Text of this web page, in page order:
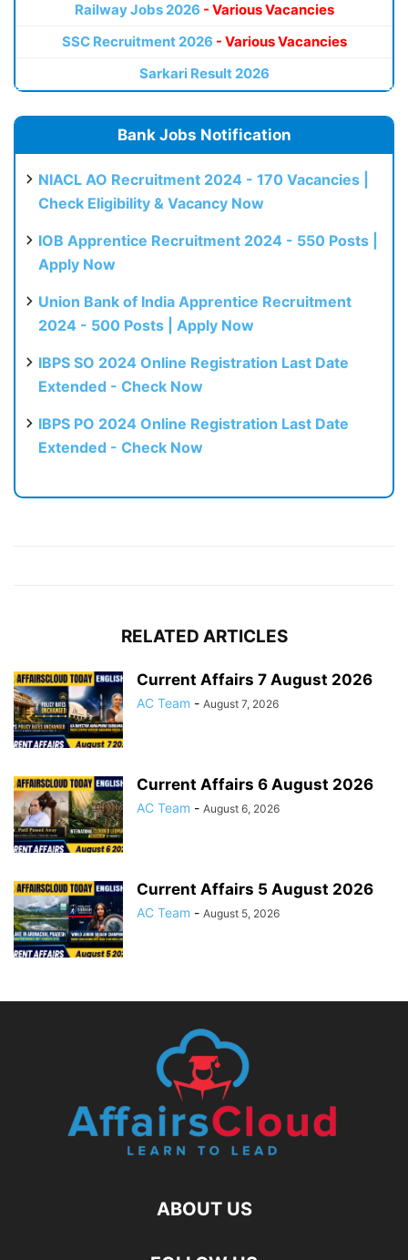
Railway Jobs 2026 - Various Vacancies
SSC Recruitment 2026 - Various Vacancies
Sarkari Result 2026
Bank Jobs Notification
NIACL AO Recruitment 2024 - 170 Vacancies |
Check Eligibility & Vacancy Now
IOB Apprentice Recruitment 2024 - 550 Posts |
Apply Now
Union Bank of India Apprentice Recruitment
2024 - 500 Posts | Apply Now
IBPS SO 2024 Online Registration Last Date
Extended - Check Now
IBPS PO 2024 Online Registration Last Date
Extended - Check Now
RELATED ARTICLES
Current Affairs 7 August 2026
AC Team - August 7, 2026
Current Affairs 6 August 2026
AC Team - August 6, 2026
Current Affairs 5 August 2026
AC Team - August 5, 2026
ABOUT US